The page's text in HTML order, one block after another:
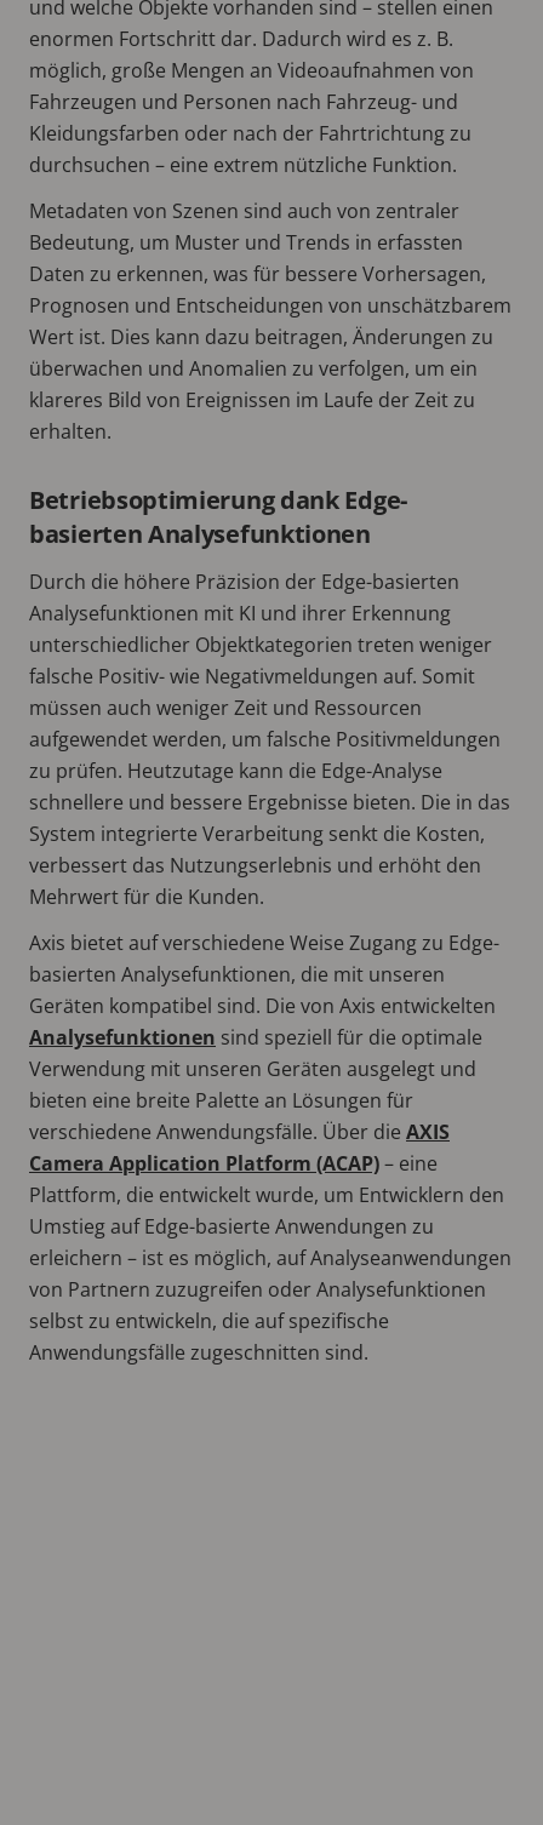
und welche Objekte vorhanden sind – stellen einen
enormen Fortschritt dar. Dadurch wird es z. B.
möglich, große Mengen an Videoaufnahmen von
Fahrzeugen und Personen nach Fahrzeug- und
Kleidungsfarben oder nach der Fahrtrichtung zu
durchsuchen – eine extrem nützliche Funktion.
Metadaten von Szenen sind auch von zentraler
Bedeutung, um Muster und Trends in erfassten
Daten zu erkennen, was für bessere Vorhersagen,
Prognosen und Entscheidungen von unschätzbarem
Wert ist. Dies kann dazu beitragen, Änderungen zu
überwachen und Anomalien zu verfolgen, um ein
klareres Bild von Ereignissen im Laufe der Zeit zu
erhalten.
Betriebsoptimierung dank Edge-
basierten Analysefunktionen
Durch die höhere Präzision der Edge-basierten
Analysefunktionen mit KI und ihrer Erkennung
unterschiedlicher Objektkategorien treten weniger
falsche Positiv- wie Negativmeldungen auf. Somit
müssen auch weniger Zeit und Ressourcen
aufgewendet werden, um falsche Positivmeldungen
zu prüfen. Heutzutage kann die Edge-Analyse
schnellere und bessere Ergebnisse bieten. Die in das
System integrierte Verarbeitung senkt die Kosten,
verbessert das Nutzungserlebnis und erhöht den
Mehrwert für die Kunden.
Axis bietet auf verschiedene Weise Zugang zu Edge-
basierten Analysefunktionen, die mit unseren
Geräten kompatibel sind. Die von Axis entwickelten
Analysefunktionen sind speziell für die optimale
Verwendung mit unseren Geräten ausgelegt und
bieten eine breite Palette an Lösungen für
verschiedene Anwendungsfälle. Über die AXIS
Camera Application Platform (ACAP)– eine
Plattform, die entwickelt wurde, um Entwicklern den
Umstieg auf Edge-basierte Anwendungen zu
erleichern – ist es möglich, auf Analyseanwendungen
von Partnern zuzugreifen oder Analysefunktionen
selbst zu entwickeln, die auf spezifische
Anwendungsfälle zugeschnitten sind.